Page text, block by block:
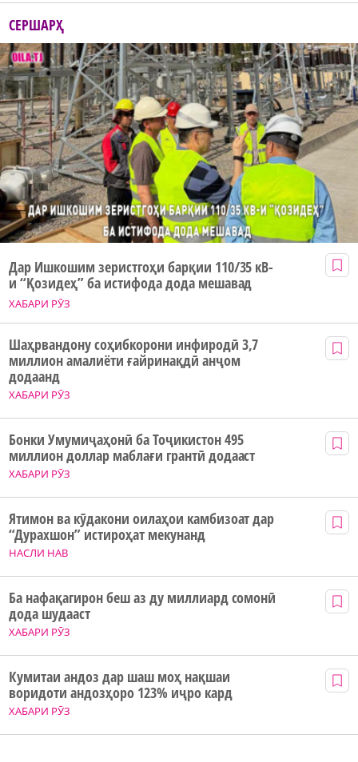
СЕРШАРҲ
ХАБАРИ РӮЗ
Дар Ишкошим зеристгоҳи барқии 110/35 кВ-
и “Қозидеҳ” ба истифода дода мешавад
ХАБАРИ РӮЗ
Шаҳрвандону соҳибкорони инфиродӣ 3,7
миллион амалиёти ғайринақдӣ анҷом
додаанд
ХАБАРИ РӮЗ
Бонки Умумиҷаҳонӣ ба Тоҷикистон 495
миллион доллар маблағи грантӣ додааст
НАСЛИ НАВ
Ятимон ва кӯдакони оилаҳои камбизоат дар
“Дурахшон” истироҳат мекунанд
ХАБАРИ РӮЗ
Ба нафақагирон беш аз ду миллиард сомонӣ
дода шудааст
ХАБАРИ РӮЗ
Кумитаи андоз дар шаш моҳ нақшаи
воридоти андозҳоро 123% иҷро кард